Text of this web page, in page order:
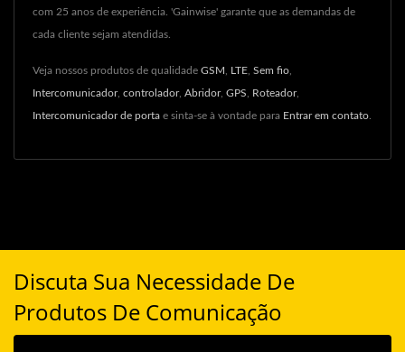
com 25 anos de experiência. 'Gainwise' garante que as demandas de
cada cliente sejam atendidas.
Veja nossos produtos de qualidade GSM LTE Sem fio
Intercomunicador, controlador, Abridor, GPS Roteador,
Intercomunicador de porta e sinta-se à vontade para Entrar em contato
Discuta Sua Necessidade De
Produtos De Comunicação